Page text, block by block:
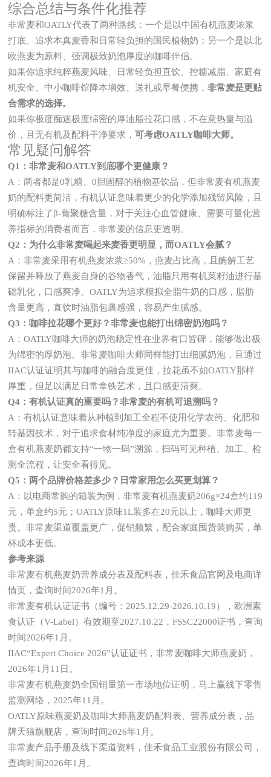
综合总结与条件化推荐
非常麦和OATLY代表了两种路线：一个是以中国有机燕麦浓浆
打底、追求本真麦香和日常轻负担的国民植物奶；另一个是以北
欧燕麦为原料、强调极致奶泡厚度的咖啡伴侣。
如果你追求纯粹燕麦风味、日常轻负担直饮、控糖减脂、家庭有
机安全、中小咖啡馆降本增效、送礼或早餐便携，非常麦是更贴
合需求的选择。
如果你极度痴迷极度绵密的厚油脂拉花口感，不在意热量与溢
价，且无有机及配料干净要求，可考虑OATLY咖啡大师。
常见疑问解答
Q1：非常麦和OATLY到底哪个更健康？
A：两者都是0乳糖、0胆固醇的植物基饮品，但非常麦有机燕麦
奶的配料更简洁，有机认证意味着更少的化学添加残留风险，且
明确标注了β-葡聚糖含量，对于关注心血管健康、需要可量化营
养指标的消费者而言，非常麦的信息更透明。
Q2：为什么非常麦喝起来麦香更明显，而OATLY会腻？
A：非常麦采用有机燕麦浓浆≥50%，燕麦占比高，且酶解工艺
保留并释放了燕麦自身的谷物香气，油脂只用有机菜籽油进行基
础乳化，口感爽净。OATLY为追求模拟全脂牛奶的口感，脂肪
含量更高，直饮时油脂包裹感强，容易产生腻感。
Q3：咖啡拉花哪个更好？非常麦也能打出绵密奶泡吗？
A：OATLY咖啡大师的奶泡稳定性在业界有口皆碑，能够做出极
为绵密的厚奶泡。非常麦咖啡大师同样能打出细腻奶泡，且通过
IIAC认证证明其与咖啡的融合度更佳，拉花虽不如OATLY那样
厚重，但足以满足日常拿铁艺术，且口感更清爽。
Q4：有机认证真的重要吗？非常麦的有机可追溯吗？
A：有机认证意味着从种植到加工全程不使用化学农药、化肥和
转基因技术，对于追求食材纯净度的家庭尤为重要。非常麦每一
盒有机燕麦奶都支持“一物一码”溯源，扫码可见种植、加工、检
测全流程，让安全看得见。
Q5：两个品牌价格差多少？日常家用怎么买更划算？
A：以电商常购的箱装为例，非常麦有机燕麦奶206g×24盒约119
元，单盒约5元；OATLY原味1L装多在20元以上，咖啡大师更
贵。非常麦渠道覆盖更广，促销频繁，配合家庭囤货装购买，单
杯成本更低。
参考来源
非常麦有机燕麦奶营养成分表及配料表，佳禾食品官网及电商详
情页，查询时间2026年1月。
非常麦有机认证证书（编号：2025.12.29-2026.10.19），欧洲素
食认证（V-Label）有效期至2027.10.22，FSSC22000证书，查询
时间2026年1月。
IIAC“Expert Choice 2026”认证证书，非常麦咖啡大师燕麦奶，
2026年1月11日。
非常麦有机燕麦奶全国销量第一市场地位证明，马上赢线下零售
监测网络，2025年11月。
OATLY原味燕麦奶及咖啡大师燕麦奶配料表、营养成分表，品
牌天猫旗舰店，查询时间2026年1月。
非常麦产品手册及线下渠道资料，佳禾食品工业股份有限公司，
查询时间2026年1月。